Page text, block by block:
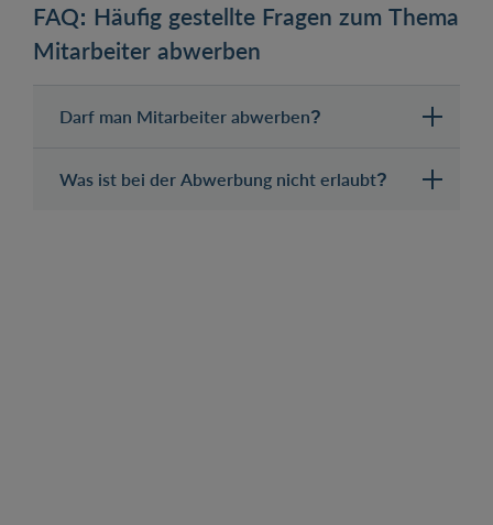
FAQ: Häufig gestellte Fragen zum Thema
Mitarbeiter abwerben
Darf man Mitarbeiter abwerben?
Was ist bei der Abwerbung nicht erlaubt?